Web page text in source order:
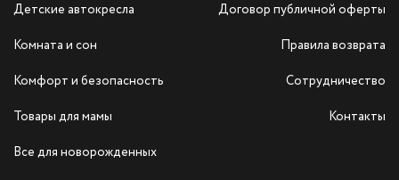
Детские автокресла
Комната и сон
Комфорт и безопасность
Товары для мамы
Все для новорожденных
Договор публичной оферты
Правила возврата
Сотрудничество
Контакты